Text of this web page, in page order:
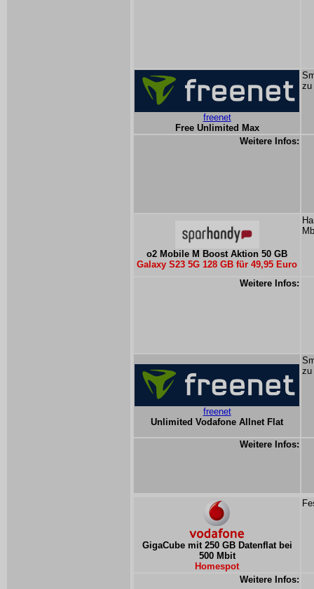
freenet
Free Unlimited Max
zu
Weitere Infos:
o2 Mobile M Boost Aktion 50 GB
Galaxy S23 5G 128 GB für 49,95 Euro
Weitere Infos:
freenet
Unlimited Vodafone Allnet Flat
zu
Weitere Infos:
GigaCube mit 250 GB Datenflat bei
500 Mbit
Homespot
Weitere Infos: